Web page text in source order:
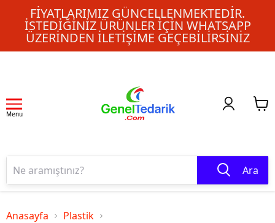
FIYATLARIMIZ GÜNCELLENMEKTEDIR.
İSTEDIĞINIZ ÜRÜNLER IÇIN WHATSAPP
ÜZERINDEN ILETIŞIME GEÇEBILIRSINIZ
Menu
Ara
Anasayfa
Plastik